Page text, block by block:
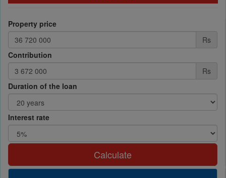
Property price
Rs
Contribution
Rs
Duration of the loan
Interest rate
Calculate